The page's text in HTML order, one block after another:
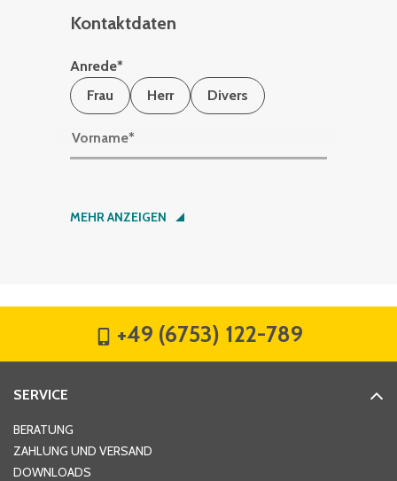
Kontaktdaten
Anrede*
Frau
Herr Divers
Vorname*
Nachname*
Hausnummer
MEHR ANZEIGEN
+49 (6753) 122-789
SERVICE
BERATUNG
ZAHLUNG UND VERSAND
DOWNLOADS